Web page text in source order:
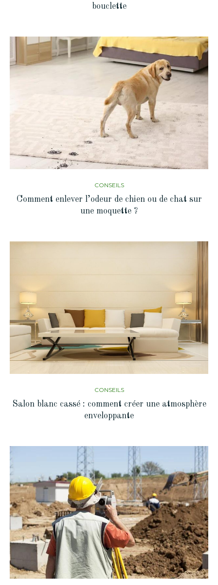
bouclette
CONSEILS
Comment enlever l’odeur de chien ou de chat sur
une moquette ?
CONSEILS
Salon blanc cassé : comment créer une atmosphère
enveloppante